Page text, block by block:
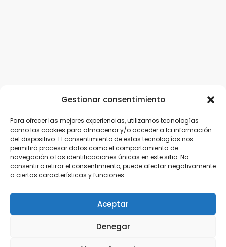
Gestionar consentimiento
Para ofrecer las mejores experiencias, utilizamos tecnologías
como las cookies para almacenar y/o acceder a la información
del dispositivo. El consentimiento de estas tecnologías nos
permitirá procesar datos como el comportamiento de
navegación o las identificaciones únicas en este sitio. No
consentir o retirar el consentimiento, puede afectar negativamente
a ciertas características y funciones.
Aceptar
Denegar